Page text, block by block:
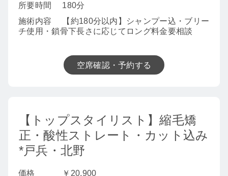
所要時間
180分
施術内容
【約180分以内】シャンプー込・ブリー
チ使用・鎖骨下長さに応じてロング料金要相談
空席確認・予約する
【トップスタイリスト】縮毛矯
正・酸性ストレート・カット込み
*戸兵・北野
価格
￥20,900